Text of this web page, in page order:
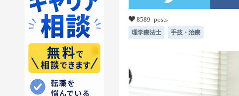
8589 posts
理学療法士 手技・治療